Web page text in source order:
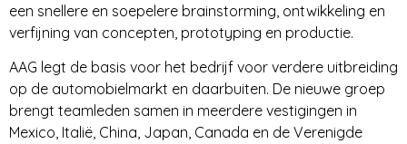
een snellere en soepelere brainstorming, ontwikkeling en
verfijning van concepten, prototyping en productie.
AAG legt de basis voor het bedrijf voor verdere uitbreiding
op de automobielmarkt en daarbuiten. De nieuwe groep
brengt teamleden samen in meerdere vestigingen in
Mexico, Italië, China, Japan, Canada en de Verenigde